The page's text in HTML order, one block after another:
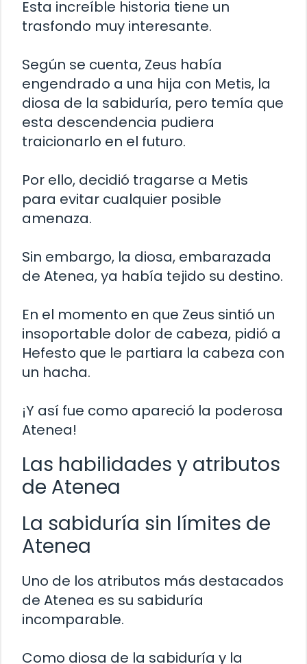
Esta increíble historia tiene un
trasfondo muy interesante.
Según se cuenta, Zeus había
engendrado a una hija con Metis, la
diosa de la sabiduría, pero temía que
esta descendencia pudiera
traicionarlo en el futuro.
Por ello, decidió tragarse a Metis
para evitar cualquier posible
amenaza.
Sin embargo, la diosa, embarazada
de Atenea, ya había tejido su destino.
En el momento en que Zeus sintió un
insoportable dolor de cabeza, pidió a
Hefesto que le partiara la cabeza con
un hacha.
¡Y así fue como apareció la poderosa
Atenea!
Las habilidades y atributos
de Atenea
La sabiduría sin límites de
Atenea
Uno de los atributos más destacados
de Atenea es su sabiduría
incomparable.
Como diosa de la sabiduría y la